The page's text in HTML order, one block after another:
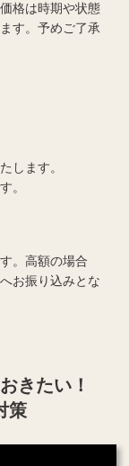
格は時期や状態
す。予めご了承
します。
。
。高額の場合
お振り込みとな
きたい！
策